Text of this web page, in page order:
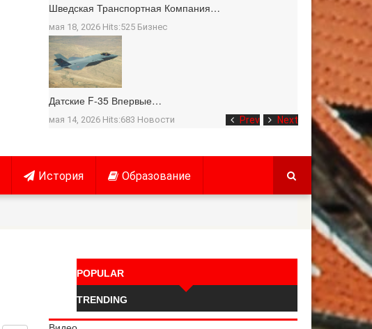
Prev Next
Шведская Транспортная Компания…
мая 18, 2026 Hits:525 Бизнес
Датские F-35 Впервые…
мая 14, 2026 Hits:683 Новости
История Образование
POPULAR
TRENDING